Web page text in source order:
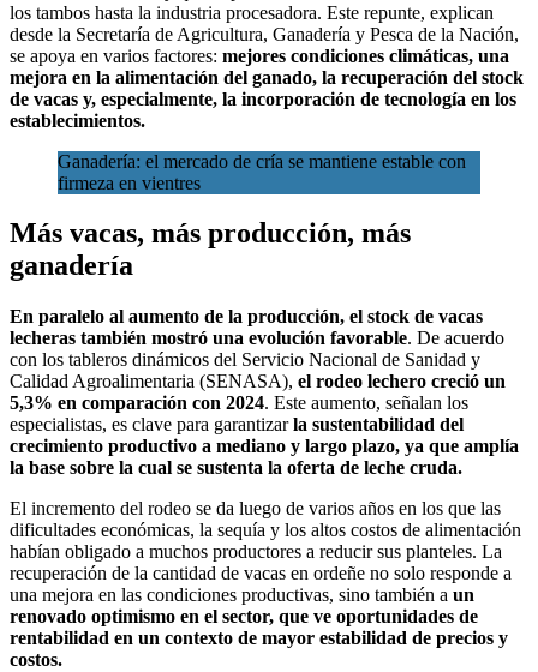
los tambos hasta la industria procesadora. Este repunte, explican
desde la Secretaría de Agricultura, Ganadería y Pesca de la Nación,
se apoya en varios factores: mejores condiciones climáticas, una
mejora en la alimentación del ganado, la recuperación del stock
de vacas y, especialmente, la incorporación de tecnología en los
establecimientos.
Ganadería: el mercado de cría se mantiene estable con
firmeza en vientres
Más vacas, más producción, más
ganadería
En paralelo al aumento de la producción, el stock de vacas
lecheras también mostró una evolución favorable. De acuerdo
con los tableros dinámicos del Servicio Nacional de Sanidad y
Calidad Agroalimentaria (SENASA), el rodeo lechero creció un
5,3% en comparación con 2024. Este aumento, señalan los
especialistas, es clave para garantizarla sustentabilidad del
crecimiento productivo a mediano y largo plazo, ya que amplía
la base sobre la cual se sustenta la oferta de leche cruda.
El incremento del rodeo se da luego de varios años en los que las
dificultades económicas, la sequía y los altos costos de alimentación
habían obligado a muchos productores a reducir sus planteles. La
recuperación de la cantidad de vacas en ordeñe no solo responde a
una mejora en las condiciones productivas, sino también a un
renovado optimismo en el sector, que ve oportunidades de
rentabilidad en un contexto de mayor estabilidad de precios y
costos.